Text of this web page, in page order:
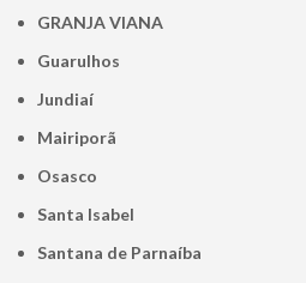
GRANJA VIANA
Guarulhos
Jundiaí
Mairiporã
Osasco
Santa Isabel
Santana de Parnaíba